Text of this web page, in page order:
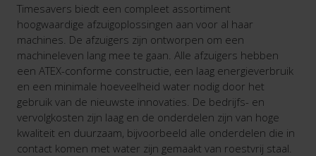
Timesavers biedt een compleet assortiment
hoogwaardige afzuigoplossingen aan voor al haar
machines. De afzuigers zijn ontworpen om een
machineleven lang mee te gaan. Alle afzuigers hebben
een ATEX-conforme constructie, een laag energieverbruik
en een minimale hoeveelheid water nodig door het
gebruik van de nieuwste innovaties. De bedrijfs- en
vervolgkosten zijn laag en de onderdelen zijn van hoge
kwaliteit en duurzaam, bijvoorbeeld alle onderdelen die in
contact komen met water zijn gemaakt van roestvrij staal.